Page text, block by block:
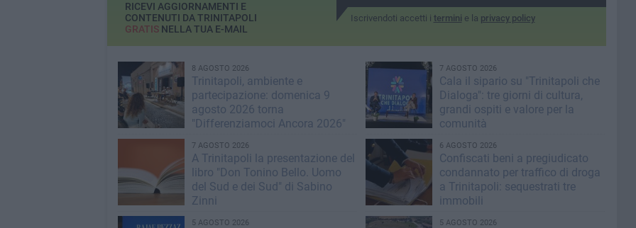
Iscrivendoti accetti i termini e la privacy policy
RICEVI AGGIORNAMENTI E
CONTENUTI DA TRINITAPOLI
GRATISNELLA TUA E-MAIL
8 AGOSTO 2026
Trinitapoli, ambiente e
partecipazione: domenica 9
agosto 2026 torna
"Differenziamoci Ancora 2026"
7 AGOSTO 2026
Cala il sipario su "Trinitapoli che
Dialoga": tre giorni di cultura,
grandi ospiti e valore per la
comunità
7 AGOSTO 2026
A Trinitapoli la presentazione del
libro "Don Tonino Bello. Uomo
del Sud e dei Sud" di Sabino
Zinni
6 AGOSTO 2026
Confiscati beni a pregiudicato
condannato per traffico di droga
a Trinitapoli: sequestrati tre
immobili
5 AGOSTO 2026 5 AGOSTO 2026